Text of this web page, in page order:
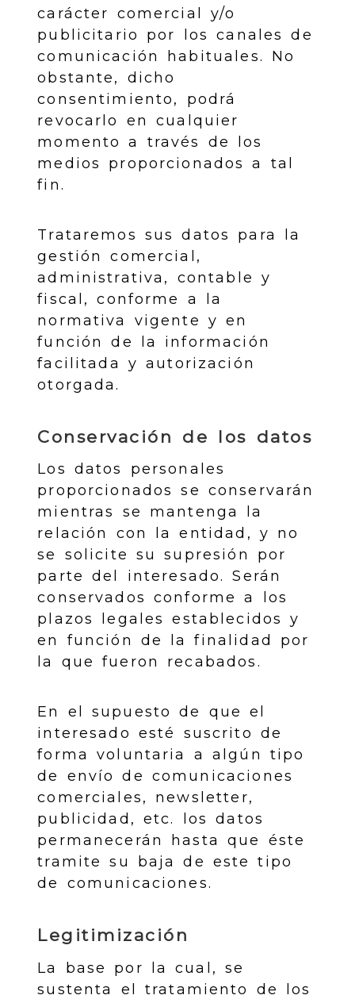
carácter comercial y/o
publicitario por los canales de
comunicación habituales. No
obstante, dicho
consentimiento, podrá
revocarlo en cualquier
momento a través de los
medios proporcionados a tal
fin.
Trataremos sus datos para la
gestión comercial,
administrativa, contable y
fiscal, conforme a la
normativa vigente y en
función de la información
facilitada y autorización
otorgada.
Conservación de los datos
Los datos personales
proporcionados se conservarán
mientras se mantenga la
relación con la entidad, y no
se solicite su supresión por
parte del interesado. Serán
conservados conforme a los
plazos legales establecidos y
en función de la finalidad por
la que fueron recabados.
En el supuesto de que el
interesado esté suscrito de
forma voluntaria a algún tipo
de envío de comunicaciones
comerciales, newsletter,
publicidad, etc. los datos
permanecerán hasta que éste
tramite su baja de este tipo
de comunicaciones.
Legitimización
La base por la cual, se
sustenta el tratamiento de los